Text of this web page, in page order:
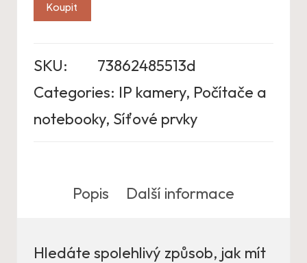
Koupit
SKU:
73862485513d
Categories: IP kamery, Počítače a
notebooky, Síťové prvky
Popis Další informace
Hledáte spolehlivý způsob, jak mít